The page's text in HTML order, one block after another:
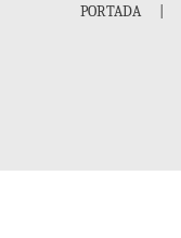
PORTADA|